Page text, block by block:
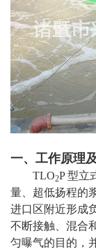
一、工作原理
TLO2P 型立
量、超低扬程的
进口区附近形成
不断接触、混合
匀曝气的目的，